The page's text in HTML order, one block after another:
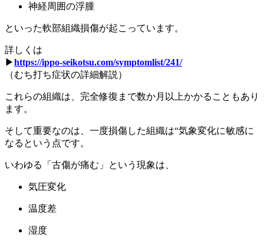
神経周囲の浮腫
といった軟部組織損傷が起こっています。
詳しくは
▶︎https://ippo-seikotsu.com/symptomlist/241/
（むち打ち症状の詳細解説）
これらの組織は、完全修復まで数か月以上かかることもあり
ます。
そして重要なのは、一度損傷した組織は“気象変化に敏感に
なるという点です。
いわゆる「古傷が痛む」という現象は、
気圧変化
温度差
湿度